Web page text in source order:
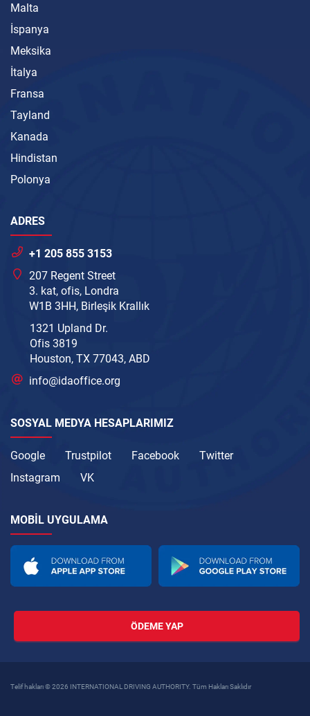
Malta
İspanya
Meksika
İtalya
Fransa
Tayland
Kanada
Hindistan
Polonya
ADRES
+1 205 855 3153
207 Regent Street
3. kat, ofis, Londra
W1B 3HH, Birleşik Krallık
1321 Upland Dr.
Ofis 3819
Houston, TX 77043, ABD
info@idaoffice.org
SOSYAL MEDYA HESAPLARIMIZ
Google Trustpilot Facebook
Twitter
Instagram
VK
MOBIL UYGULAMA
ÖDEME YAP
Telif hakları © 2026 INTERNATIONAL DRIVING AUTHORITY. Tüm Hakları Saklıdır